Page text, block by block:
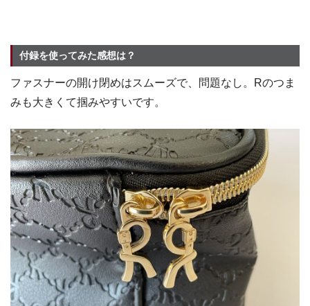
付録を使ってみた感想は？
ファスナーの開け閉めはスムーズで、問題なし。Rのつま
みも大きくて掴みやすいです。